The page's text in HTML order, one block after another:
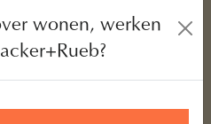
wonen, werken